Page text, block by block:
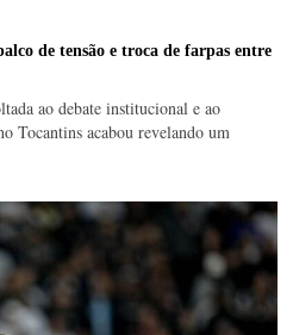
de tensão e troca de farpas entre
ao debate institucional e ao
Tocantins acabou revelando um